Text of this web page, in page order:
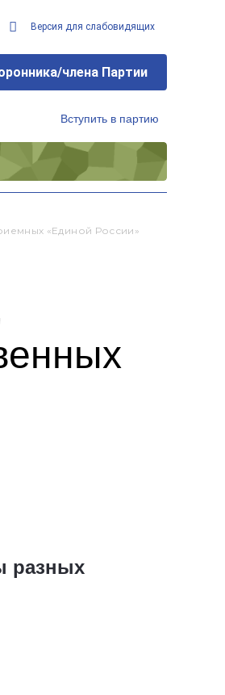
Версия для слабовидящих
члена Партии
Вступить в партию
«Единой России»
разных